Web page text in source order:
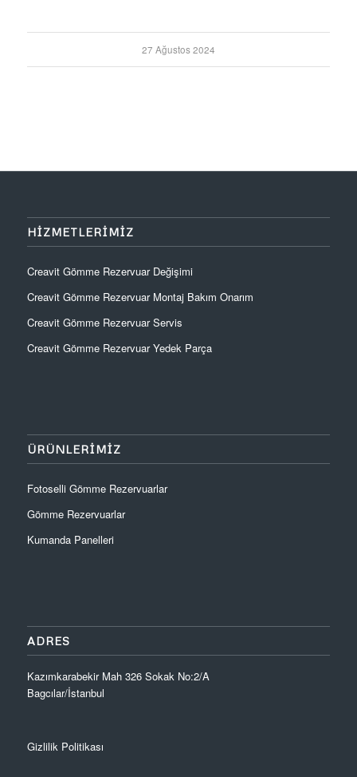
27 Ağustos 2024
HIZMETLERIMIZ
Creavit Gömme Rezervuar Değişimi
Creavit Gömme Rezervuar Montaj Bakım Onarım
Creavit Gömme Rezervuar Servis
Creavit Gömme Rezervuar Yedek Parça
ÜRÜNLERIMIZ
Fotoselli Gömme Rezervuarlar
Gömme Rezervuarlar
Kumanda Panelleri
ADRES
Kazımkarabekir Mah 326 Sokak No:2/A
Bagcılar/İstanbul
Gizlilik Politikası